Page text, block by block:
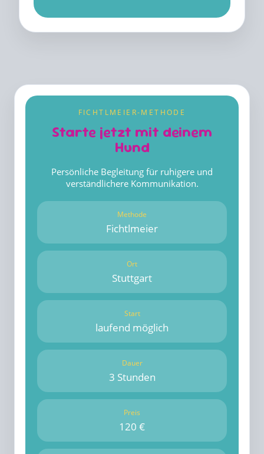
FICHTLMEIER-METHODE
Starte jetzt mit deinem
Hund
Persönliche Begleitung für ruhigere und
verständlichere Kommunikation.
Methode
Fichtlmeier
Ort
Stuttgart
Start
laufend möglich
Dauer
3 Stunden
Preis
120 €